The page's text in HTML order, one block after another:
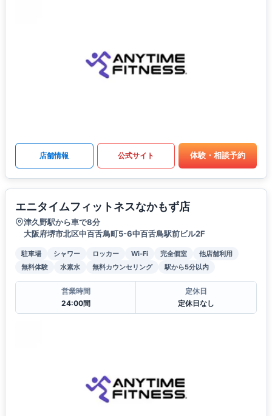
店舗情報 公式サイト 体験・相談予約
エニタイムフィットネスなかもず店
津久野駅から車で8分
大阪府堺市北区中百舌鳥町5-6中百舌鳥駅前ビル2F
駐車場 シャワー ロッカー Wi-Fi 完全個室
他店舗利用
無料体験
水素水 無料カウンセリング 駅から5分以内
営業時間
24:00間
定休日
定休日なし